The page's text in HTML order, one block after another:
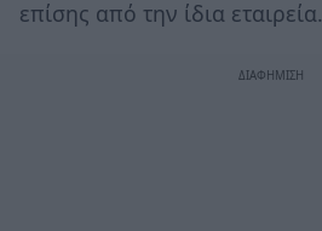
επίσης από την ίδια εταιρεία.